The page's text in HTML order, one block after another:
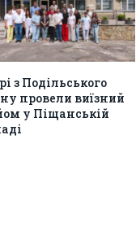
з Подільського
провели виїзний
у Піщанській